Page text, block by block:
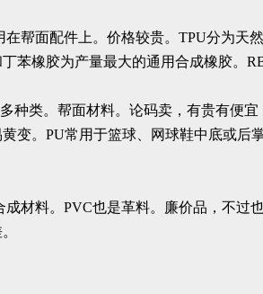
帮面配件上。价格较贵。TPU分为
苯橡胶为产量最大的通用合成橡胶。
种类。帮面材料。论码卖，有贵有便
。PU常用于篮球、网球鞋中底或后
材料。PVC也是革料。廉价品，不